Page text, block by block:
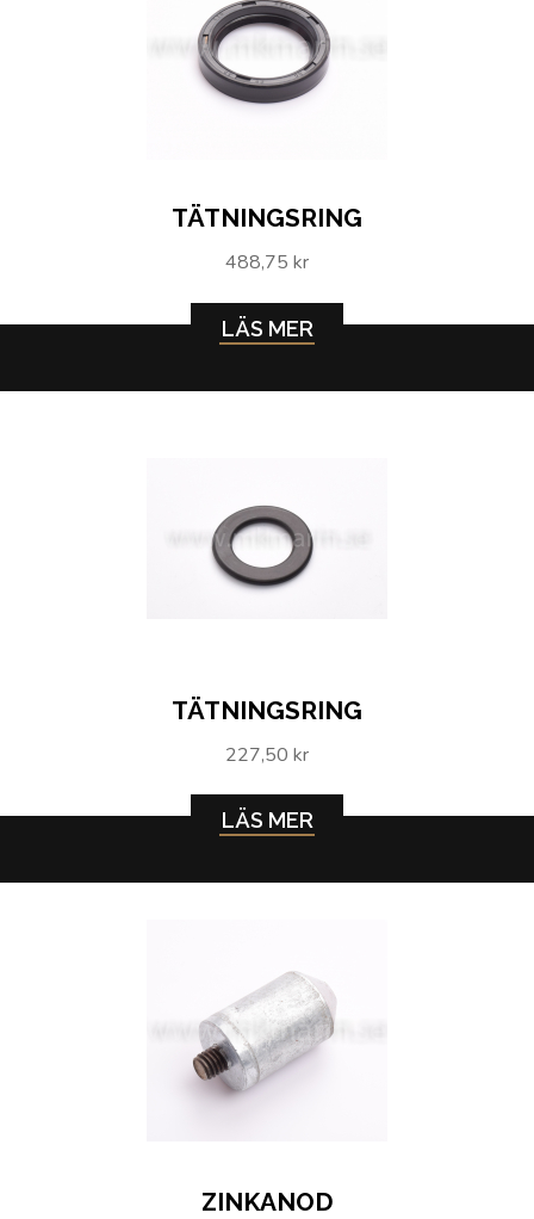
TÄTNINGSRING
488,75 kr
LÄS MER
TÄTNINGSRING
227,50 kr
LÄS MER
ZINKANOD